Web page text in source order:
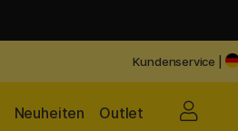
Kundenservice
Outlet
Neuheiten